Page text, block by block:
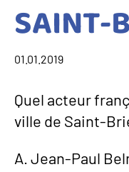
SAINT-
01.01.2019
Quel acteur
ville de Saint-
A. Jean-Paul